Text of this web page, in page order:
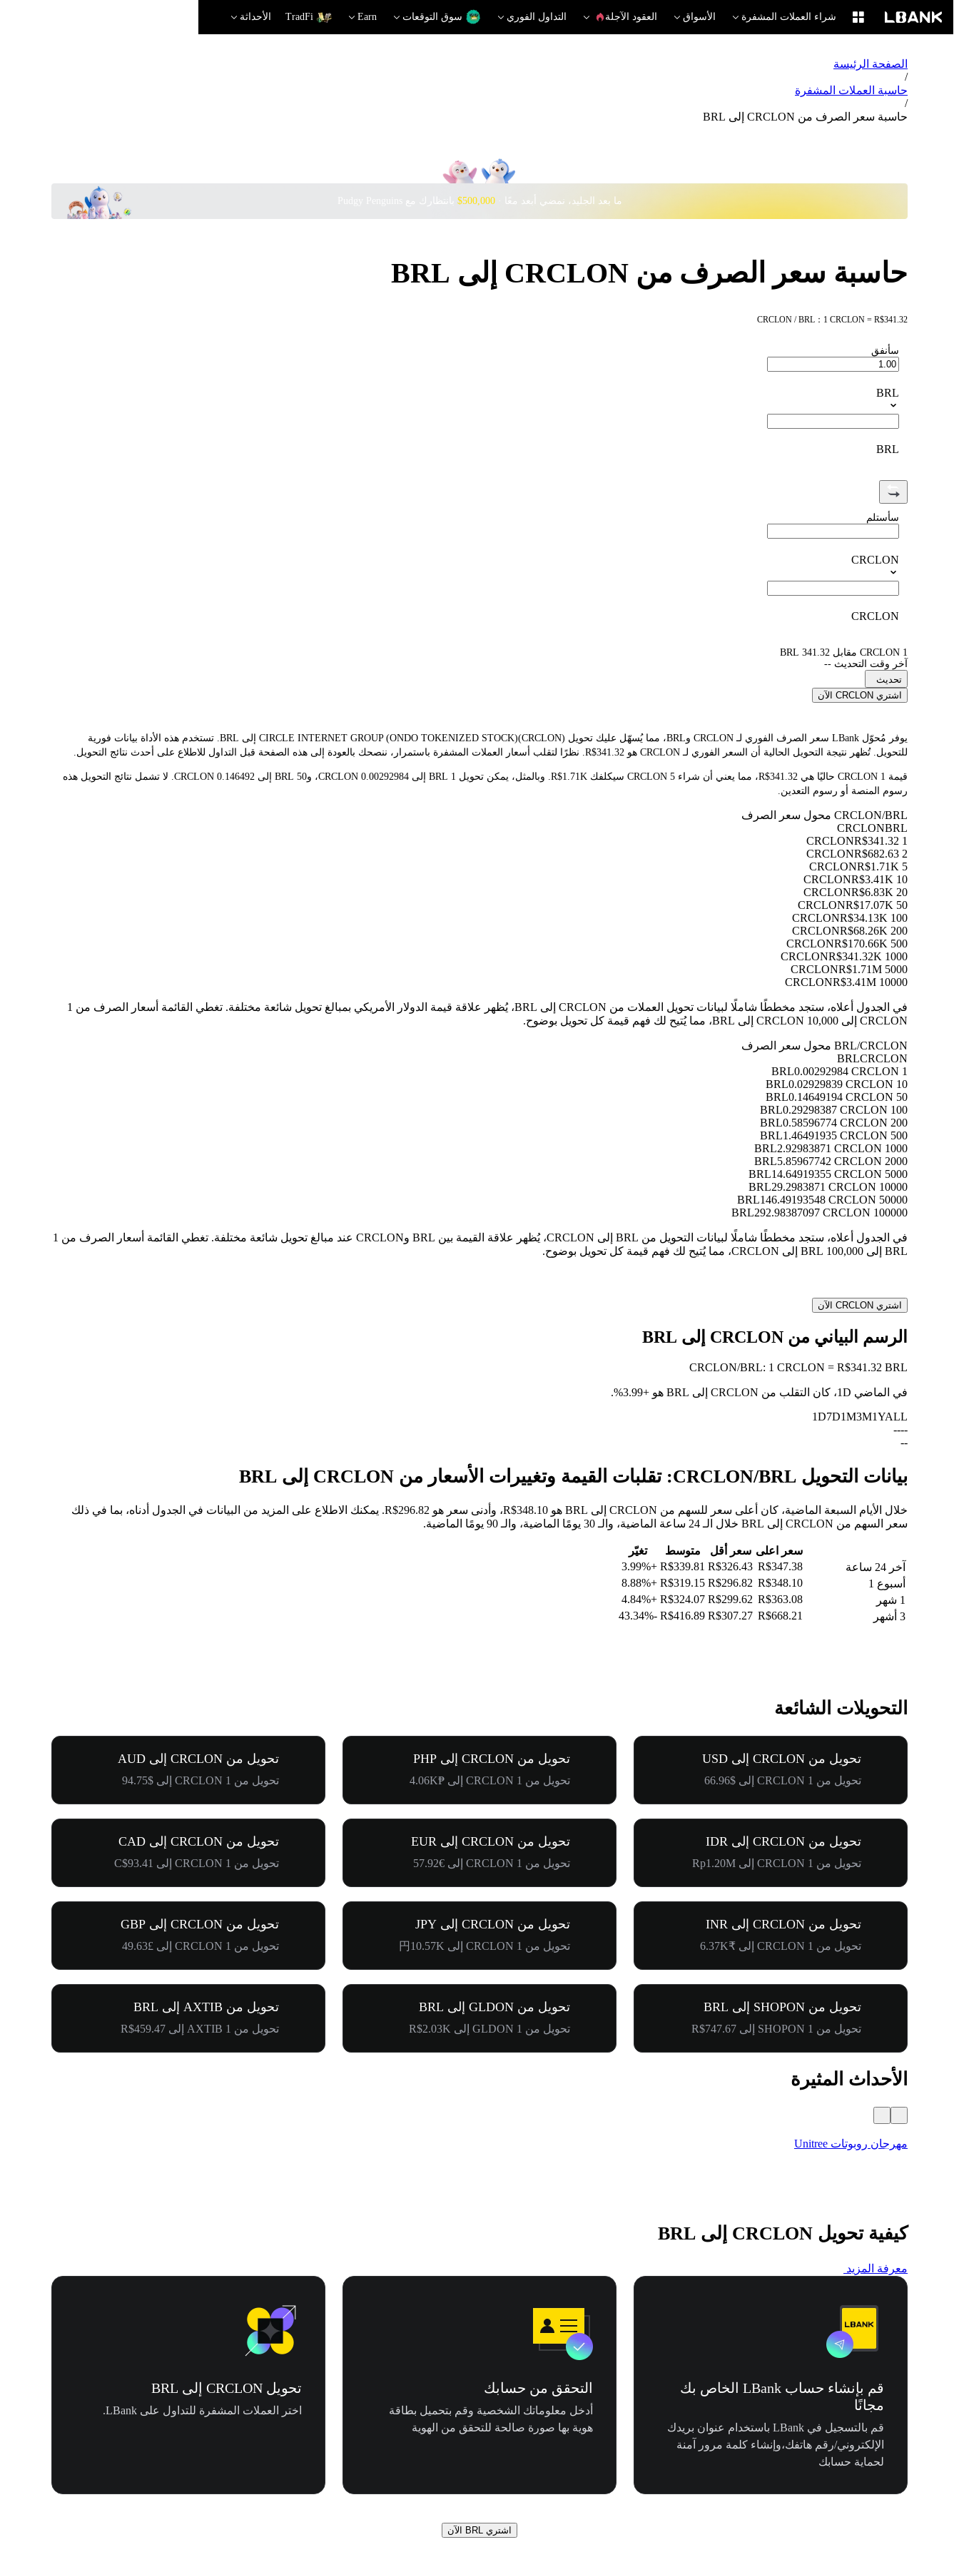
شراء العملات المشفرة الأسواق العقود الآجلة التداول الفوري سوق التوقعات Earn
TradFi الأحداثة
الصفحة الرئيسة
/
حاسبة العملات المشفرة
/
حاسبة سعر الصرف من CRCLON إلى BRL
ما بعد الجليد، نمضي أبعد معًا · ‎$500,000 بانتظارك مع Pudgy Penguins
حاسبة سعر الصرف من CRCLON إلى BRL
CRCLON / BRL：1 CRCLON = R$341.32
سأنفق
BRL
BRL
سأستلم
CRCLON
CRCLON
1 CRCLON مقابل 341.32 BRL
آخر وقت التحديث --
تحديث
اشتري CRCLON الآن
يوفر مُحوّل LBank سعر الصرف الفوري لـ CRCLON وBRL، مما يُسهّل عليك تحويل CIRCLE INTERNET GROUP (ONDO TOKENIZED STOCK)(CRCLON) إلى BRL. تستخدم هذه الأداة بيانات فورية
للتحويل. تُظهر نتيجة التحويل الحالية أن السعر الفوري لـ CRCLON هو R$341.32. نظرًا لتقلب أسعار العملات المشفرة باستمرار، ننصحك بالعودة إلى هذه الصفحة قبل التداول للاطلاع على أحدث نتائج التحويل.
قيمة 1 CRCLON حاليًا هي R$341.32، مما يعني أن شراء 5 CRCLON سيكلفك R$1.71K. وبالمثل، يمكن تحويل 1 BRL إلى 0.00292984 CRCLON، و50 BRL إلى 0.146492 CRCLON. لا تشمل نتائج التحويل هذه
رسوم المنصة أو رسوم التعدين.
CRCLON/BRL محول سعر الصرف
CRCLONBRL
1 CRCLON
R$341.32
2 CRCLON
R$682.63
5 CRCLON
R$1.71K
10 CRCLON
R$3.41K
20 CRCLON
R$6.83K
50 CRCLON
R$17.07K
100 CRCLON
R$34.13K
200 CRCLON
R$68.26K
500 CRCLON
R$170.66K
1000 CRCLON
R$341.32K
5000 CRCLON
R$1.71M
10000 CRCLON
R$3.41M
في الجدول أعلاه، ستجد مخططًا شاملًا لبيانات تحويل العملات من CRCLON إلى BRL، يُظهر علاقة قيمة الدولار الأمريكي بمبالغ تحويل شائعة مختلفة. تغطي القائمة أسعار الصرف من 1
CRCLON إلى 10,000 CRCLON إلى BRL، مما يُتيح لك فهم قيمة كل تحويل بوضوح.
BRL/CRCLON محول سعر الصرف
BRLCRCLON
1 BRL
0.00292984 CRCLON
10 BRL
0.02929839 CRCLON
50 BRL
0.14649194 CRCLON
100 BRL
0.29298387 CRCLON
200 BRL
0.58596774 CRCLON
500 BRL
1.46491935 CRCLON
1000 BRL
2.92983871 CRCLON
2000 BRL
5.85967742 CRCLON
5000 BRL
14.64919355 CRCLON
10000 BRL
29.2983871 CRCLON
50000 BRL
146.49193548 CRCLON
100000 BRL
292.98387097 CRCLON
في الجدول أعلاه، ستجد مخططًا شاملًا لبيانات التحويل من BRL إلى CRCLON، يُظهر علاقة القيمة بين BRL وCRCLON عند مبالغ تحويل شائعة مختلفة. تغطي القائمة أسعار الصرف من 1
BRL إلى 100,000 BRL إلى CRCLON، مما يُتيح لك فهم قيمة كل تحويل بوضوح.
اشتري CRCLON الآن
الرسم البياني من CRCLON إلى BRL
CRCLON/BRL: 1 CRCLON = R$341.32 BRL
في الماضي 1D، كان التقلب من CRCLON إلى BRL هو +3.99%
.
1D7D1M3M1YALL
--
--
--
بيانات التحويل CRCLON/BRL: تقلبات القيمة وتغييرات الأسعار من CRCLON إلى BRL
خلال الأيام السبعة الماضية، كان أعلى سعر للسهم من CRCLON إلى BRL هو R$348.10، وأدنى سعر هو R$296.82. يمكنك الاطلاع على المزيد من البيانات في الجدول أدناه، بما في ذلك
سعر السهم من CRCLON إلى BRL خلال الـ 24 ساعة الماضية، والـ 30 يومًا الماضية، والـ 90 يومًا الماضية.
سعر اعلى سعر أقل متوسط
تغيّر
آخر 24 ساعة
R$347.38
R$326.43
R$339.81
+3.99%
أسبوع 1
R$348.10
R$296.82
R$319.15
+8.88%
1 شهر
R$363.08
R$299.62
R$324.07
+4.84%
3 أشهر
R$668.21
R$307.27
R$416.89
-43.34%
التحويلات الشائعة
تحويل من CRCLON إلى USD
تحويل من 1 CRCLON إلى $66.96
تحويل من CRCLON إلى PHP
تحويل من 1 CRCLON إلى ₱4.06K
تحويل من CRCLON إلى AUD
تحويل من 1 CRCLON إلى $94.75
تحويل من CRCLON إلى IDR
تحويل من 1 CRCLON إلى Rp1.20M
تحويل من CRCLON إلى EUR
تحويل من 1 CRCLON إلى €57.92
تحويل من CRCLON إلى CAD
تحويل من 1 CRCLON إلى C$93.41
تحويل من CRCLON إلى INR
تحويل من 1 CRCLON إلى ₹6.37K
تحويل من CRCLON إلى JPY
تحويل من 1 CRCLON إلى 円10.57K
تحويل من CRCLON إلى GBP
تحويل من 1 CRCLON إلى £49.63
تحويل من SHOPON إلى BRL
تحويل من 1 SHOPON إلى R$747.67
تحويل من GLDON إلى BRL
تحويل من 1 GLDON إلى R$2.03K
تحويل من AXTIB إلى BRL
تحويل من 1 AXTIB إلى R$459.47
الأحداث المثيرة
مهرجان روبوتات Unitree
كيفية تحويل CRCLON إلى BRL
معرفة المزيد
قم بإنشاء حساب LBank الخاص بك
مجانًا
قم بالتسجيل في LBank باستخدام عنوان بريدك
الإلكتروني/رقم هاتفك،وإنشاء كلمة مرور آمنة
لحماية حسابك
التحقق من حسابك
أدخل معلوماتك الشخصية وقم بتحميل بطاقة
هوية بها صورة صالحة للتحقق من الهوية
تحويل CRCLON إلى BRL
اختر العملات المشفرة للتداول على LBank.
اشتري BRL الآن